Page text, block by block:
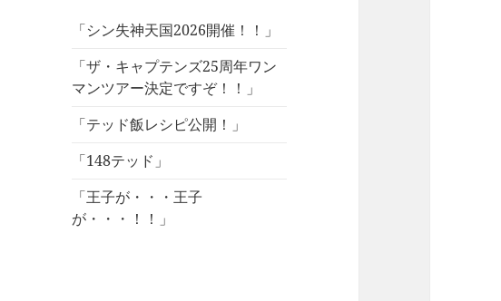
「シン失神天国2026開催！！」
「ザ・キャプテンズ25周年ワン
マンツアー決定ですぞ！！」
「テッド飯レシピ公開！」
「148テッド」
「王子が・・・王子
が・・・！！」